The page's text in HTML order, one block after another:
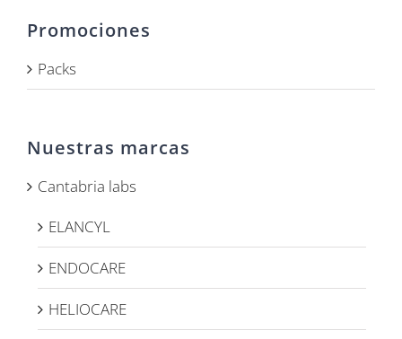
Promociones
Packs
Nuestras marcas
Cantabria labs
ELANCYL
ENDOCARE
HELIOCARE